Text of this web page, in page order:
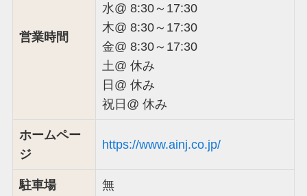
営業時間
水@ 8:30～17:30
木@ 8:30～17:30
金@ 8:30～17:30
土@ 休み
日@ 休み
祝日@ 休み
ホームペー
ジ
https://www.ainj.co.jp/
駐車場 無